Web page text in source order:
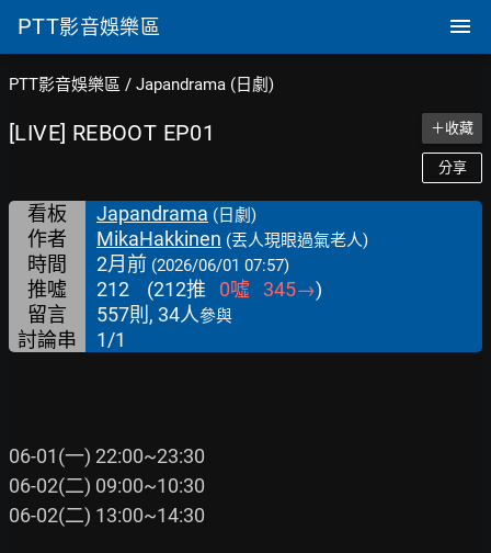
PTT影音娛樂區
PTT影音娛樂區 / Japandrama (日劇)
[LIVE] REBOOT EP01 ＋收藏
分享
看板 Japandrama (日劇)
作者 MikaHakkinen (丟人現眼過氣老人)
時間 2月前 (2026/06/01 07:57)
推噓 212 (212推 0噓 345→)
留言
557則, 34人參與
討論串 1/1
06-01(一) 22:00~23:30
06-02(二) 09:00~10:30
06-02(二) 13:00~14:30